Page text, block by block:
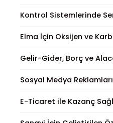
Kontrol Sistemlerinde
Elma İçin Oksijen ve
Gelir-Gider, Borç ve
Sosyal Medya
E-Ticaret ile Kazanç